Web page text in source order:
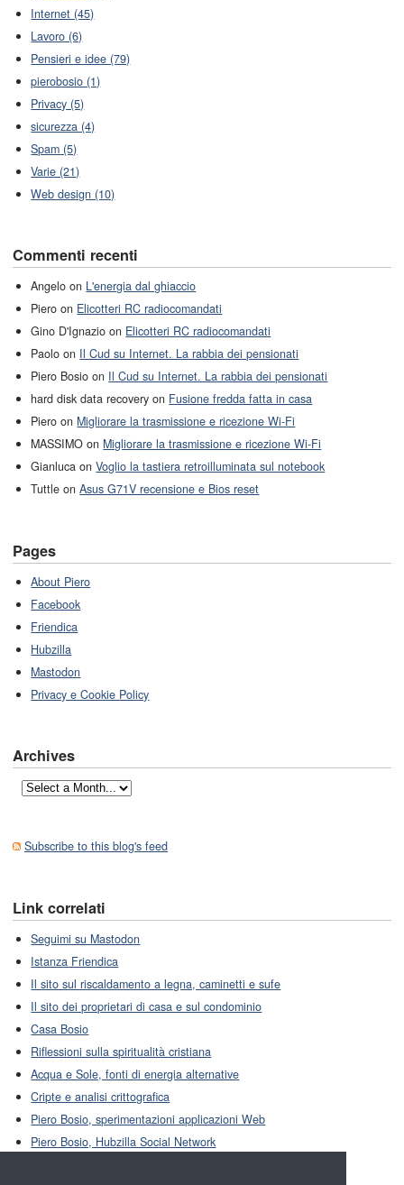
Internet (45)
Lavoro (6)
Pensieri e idee (79)
pierobosio (1)
Privacy (5)
sicurezza (4)
Spam (5)
Varie (21)
Web design (10)
Commenti recenti
Angelo on L'energia dal ghiaccio
Piero on Elicotteri RC radiocomandati
Gino D'Ignazio on Elicotteri RC radiocomandati
Paolo on Il Cud su Internet. La rabbia dei pensionati
Piero Bosio on Il Cud su Internet. La rabbia dei pensionati
hard disk data recovery on Fusione fredda fatta in casa
Piero on Migliorare la trasmissione e ricezione Wi-Fi
MASSIMO on Migliorare la trasmissione e ricezione Wi-Fi
Gianluca onVoglio la tastiera retroilluminata sul notebook
Tuttle onAsus G71V recensione e Bios reset
Pages
About Piero
Facebook
Friendica
Hubzilla
Mastodon
Privacy e Cookie Policy
Archives
Subscribe to this blog's feed
Link correlati
Seguimi su Mastodon
Istanza Friendica
Il sito sul riscaldamento a legna, caminetti e sufe
Il sito dei proprietari di casa e sul condominio
Casa Bosio
Riflessioni sulla spiritualità cristiana
Acqua e Sole, fonti di energia alternative
Cripte e analisi crittografica
Piero Bosio, sperimentazioni applicazioni Web
Piero Bosio, Hubzilla Social Network